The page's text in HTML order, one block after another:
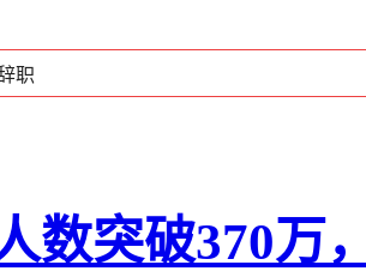
数突破370万